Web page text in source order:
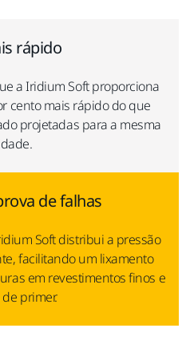
rápido
a Iridium Soft proporciona
cento mais rápido do que
projetadas para a mesma
de falhas
Soft distribui a pressão
facilitando um lixamento
em revestimentos finos e
primer.